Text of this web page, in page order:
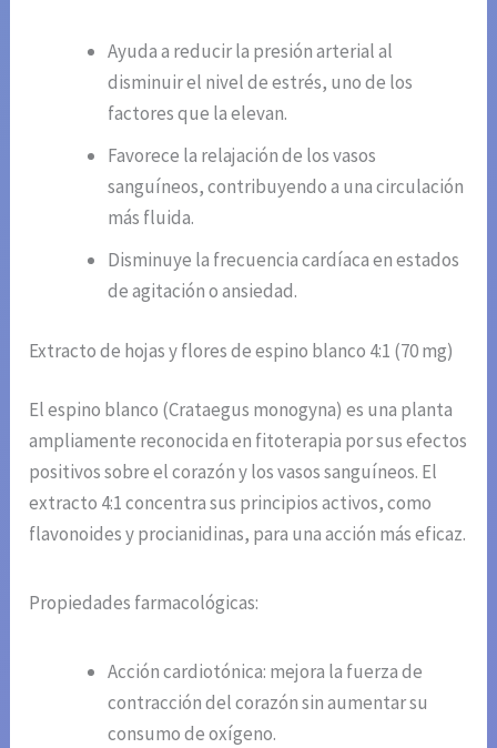
Ayuda a reducir la presión arterial al
disminuir el nivel de estrés, uno de los
factores que la elevan.
Favorece la relajación de los vasos
sanguíneos, contribuyendo a una circulación
más fluida.
Disminuye la frecuencia cardíaca en estados
de agitación o ansiedad.
Extracto de hojas y flores de espino blanco 4:1 (70 mg)
El espino blanco (Crataegus monogyna) es una planta
ampliamente reconocida en fitoterapia por sus efectos
positivos sobre el corazón y los vasos sanguíneos. El
extracto 4:1 concentra sus principios activos, como
flavonoides y procianidinas, para una acción más eficaz.
Propiedades farmacológicas:
Acción cardiotónica: mejora la fuerza de
contracción del corazón sin aumentar su
consumo de oxígeno.